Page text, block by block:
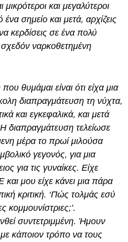
μικρότεροι και μεγαλύτεροι
σημείο και μετά, αρχίζεις
κερδίσεις σε ένα πολύ
ναρκοθετημένη
θυμάμαι είναι ότι είχα μια
διαπραγμάτευση τη νύχτα,
και εγκεφαλικά, και μετά
διαπραγμάτευση τελείωσε
μέρα το πρωί μιλούσα
γεγονός, για μια
για τις γυναίκες. Είχε
μου είχε κάνει μια πάρα
κριτική. ‘Πώς τολμάς εσύ
κομμουνίστριες;’.
συντετριμμένη. Ήμουν
κάποιον τρόπο να τους